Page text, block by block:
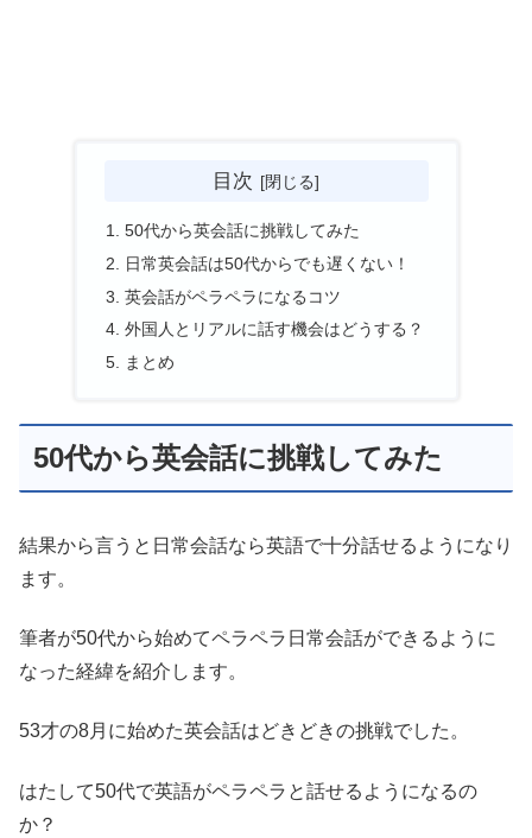
目次
50代から英会話に挑戦してみた
日常英会話は50代からでも遅くない！
英会話がペラペラになるコツ
外国人とリアルに話す機会はどうする？
まとめ
50代から英会話に挑戦してみた
結果から言うと日常会話なら英語で十分話せるようになり
ます。
筆者が50代から始めてペラペラ日常会話ができるように
なった経緯を紹介します。
53才の8月に始めた英会話はどきどきの挑戦でした。
はたして50代で英語がペラペラと話せるようになるの
か？